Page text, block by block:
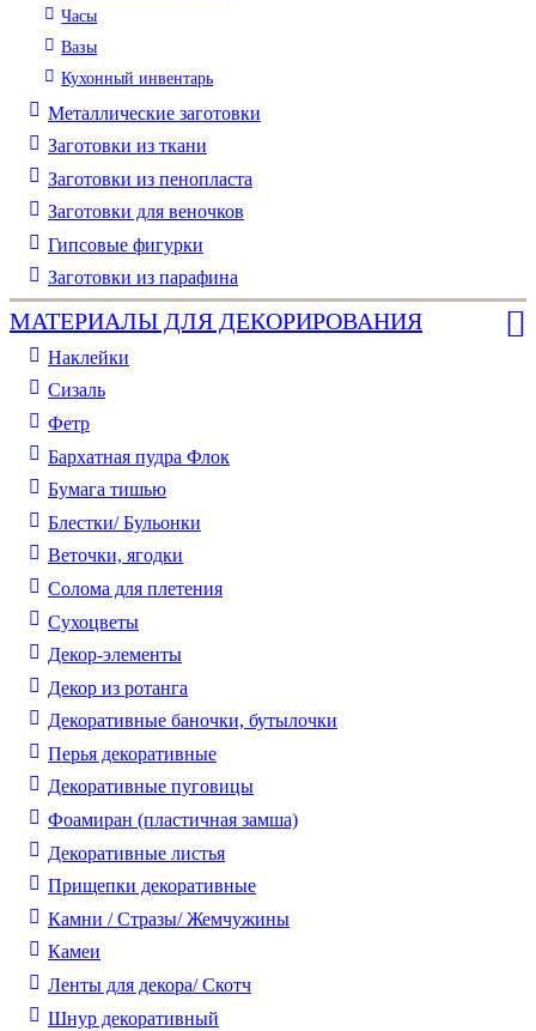
Часы
Вазы
Кухонный инвентарь
Металлические заготовки
Заготовки из ткани
Заготовки из пенопласта
Заготовки для веночков
Гипсовые фигурки
Заготовки из парафина
МАТЕРИАЛЫ ДЛЯ ДЕКОРИРОВАНИЯ
Наклейки
Сизаль
Фетр
Бархатная пудра Флок
Бумага тишью
Блестки/ Бульонки
Веточки, ягодки
Солома для плетения
Cухоцветы
Декор-элементы
Декор из ротанга
Декоративные баночки, бутылочки
Перья декоративные
Декоративные пуговицы
Фоамиран (пластичная замша)
Декоративные листья
Прищепки декоративные
Камни / Cтразы/ Жемчужины
Камеи
Ленты для декора/ Скотч
Шнур декоративный